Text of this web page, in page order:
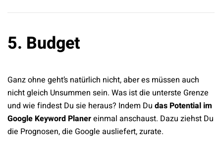
5. Budget
Ganz ohne geht’s natürlich nicht, aber es müssen auch
nicht gleich Unsummen sein. Was ist die unterste Grenze
und wie findest Du sie heraus? Indem Du das Potential im
Google Keyword Planereinmal anschaust. Dazu ziehst Du
die Prognosen, die Google ausliefert, zurate.